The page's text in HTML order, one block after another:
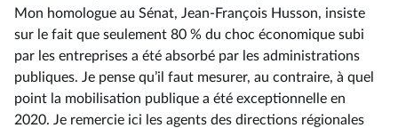
Mon homologue au Sénat, Jean-François Husson, insiste
sur le fait que seulement 80 % du choc économique subi
par les entreprises a été absorbé par les administrations
publiques. Je pense qu’il faut mesurer, au contraire, à quel
point la mobilisation publique a été exceptionnelle en
2020. Je remercie ici les agents des directions régionales